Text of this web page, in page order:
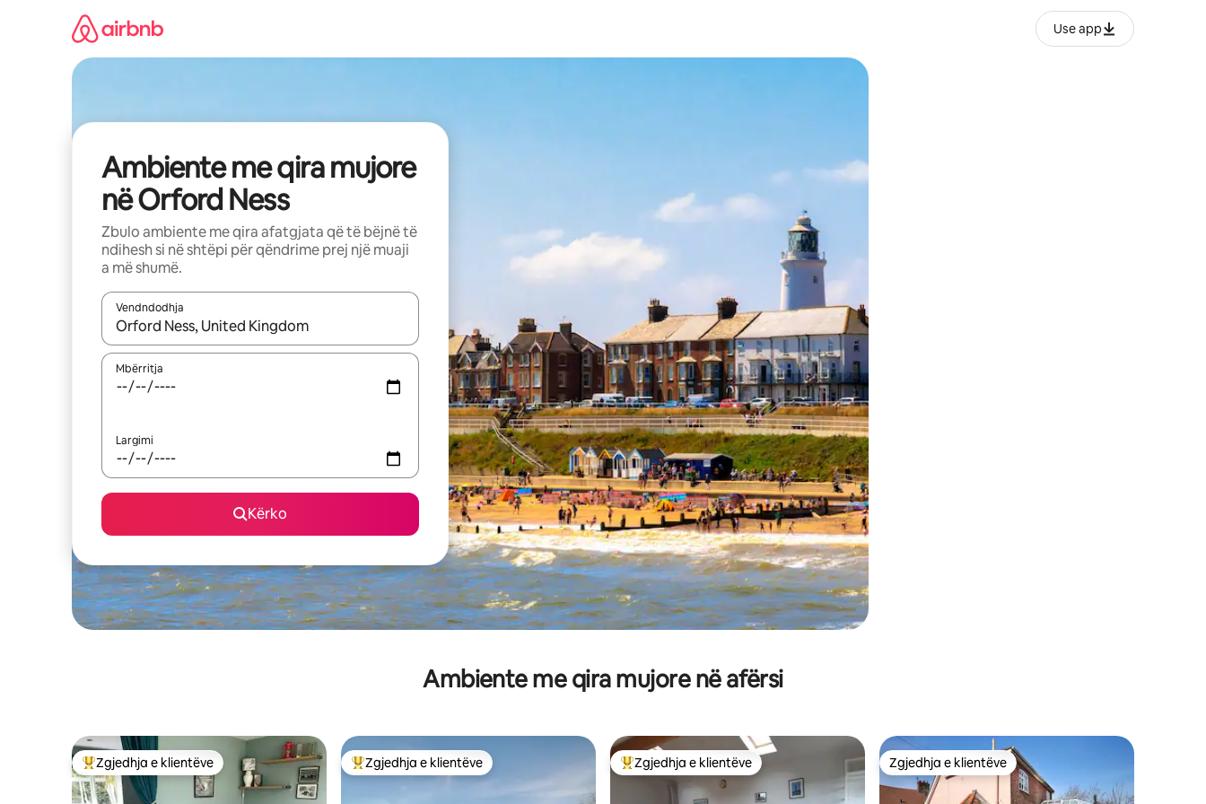
Use app
Ambiente me qira mujore
në Orford Ness
Zbulo ambiente me qira afatgjata që të bëjnë të
ndihesh si në shtëpi për qëndrime prej një muaji
a më shumë.
Vendndodhja
Kur rezultatet të jenë të disponueshme, lëviz me butonat e shigjetave lart e poshtë ose eksploro duke prekur ose duke lëvizur ekranin.
Mbërritja
Largimi
Kërko
Ambiente me qira mujore në afërsi
Më të mirat e zgjedhjeve të klientëve
Zgjedhja e klientëve Më të mirat e zgjedhjeve të klientëve
Zgjedhja e klientëve Më të mirat e zgjedhjeve të klientëve
Zgjedhja e klientëve Zgjedhja e klientëve
Zgjedhja e klientëve